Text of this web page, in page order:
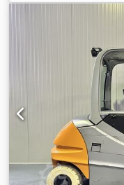
Lifting capacity: 5.000
dimensions: 1.150 x
Documentation
CE certificate
Operating hours:
height: 4200mm -
Aepfx Algskr - Free
Maximum fork width:
560mm - Number of
shift, Fork positioner
Drive: Electric -
└ Battery voltage:
1400mm x 2800mm